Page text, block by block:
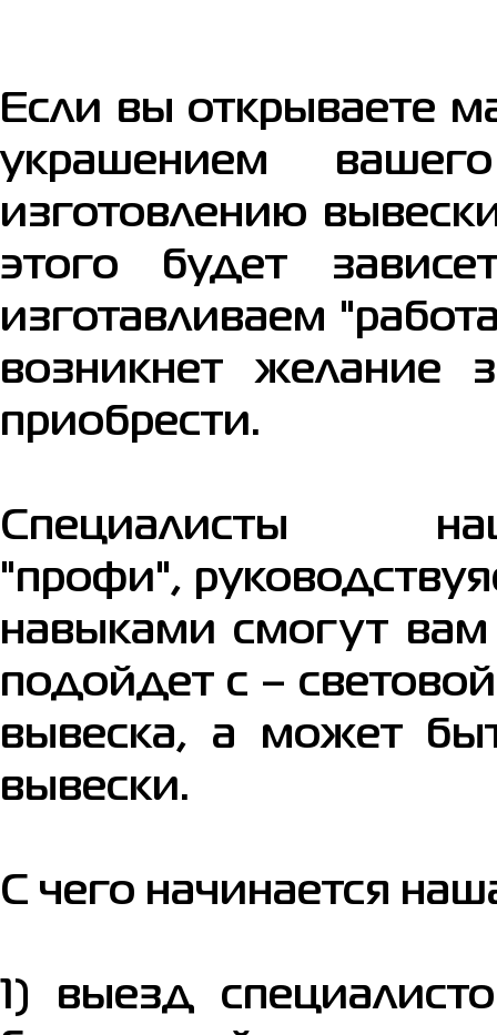
Если вы открываете
украшением
изготовлению
этого будет
изготавливаем
возникнет желание
приобрести.
Специалисты
"профи",
навыками смогут вам
подойдет с –
вывеска, а может
вывески.
С чего начинается
1) выезд